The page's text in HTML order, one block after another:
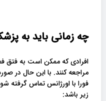
چه زمانی باید به
افرادی که ممکن است به فتق
مراجعه کنند. با این حال در
فورا با اورژانس تماس گرفته
زیر باشد: